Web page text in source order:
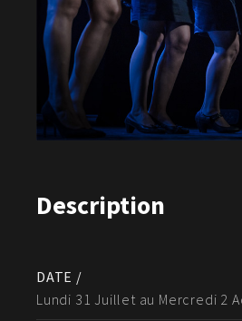
Description
DATE /
Lundi 31 Juillet au Mercredi 2